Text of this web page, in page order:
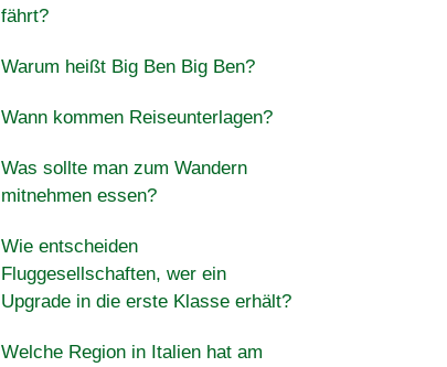
fährt?
Warum heißt Big Ben Big Ben?
Wann kommen Reiseunterlagen?
Was sollte man zum Wandern
mitnehmen essen?
Wie entscheiden
Fluggesellschaften, wer ein
Upgrade in die erste Klasse erhält?
Welche Region in Italien hat am